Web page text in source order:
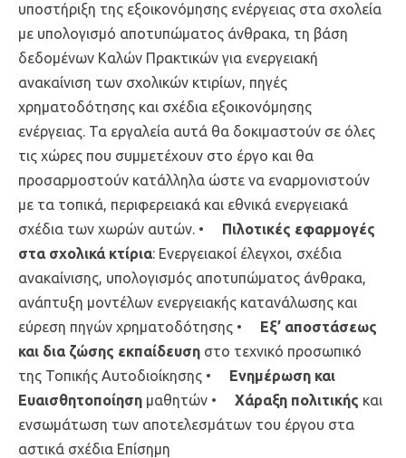
υποστήριξη της εξοικονόμησης ενέργειας στα σχολεία
με υπολογισμό αποτυπώματος άνθρακα, τη βάση
δεδομένων Καλών Πρακτικών για ενεργειακή
ανακαίνιση των σχολικών κτιρίων, πηγές
χρηματοδότησης και σχέδια εξοικονόμησης
ενέργειας. Τα εργαλεία αυτά θα δοκιμαστούν σε όλες
τις χώρες που συμμετέχουν στο έργο και θα
προσαρμοστούν κατάλληλα ώστε να εναρμονιστούν
με τα τοπικά, περιφερειακά και εθνικά ενεργειακά
σχέδια των χωρών αυτών. • Πιλοτικές εφαρμογές
στα σχολικά κτίρια: Ενεργειακοί έλεγχοι, σχέδια
ανακαίνισης, υπολογισμός αποτυπώματος άνθρακα,
ανάπτυξη μοντέλων ενεργειακής κατανάλωσης και
εύρεση πηγών χρηματοδότησης • Εξ’ αποστάσεως
και δια ζώσης εκπαίδευση στο τεχνικό προσωπικό
της Τοπικής Αυτοδιοίκησης • Ενημέρωση και
Ευαισθητοποίηση μαθητών • Χάραξη πολιτικής και
ενσωμάτωση των αποτελεσμάτων του έργου στα
αστικά σχέδια Επίσημη